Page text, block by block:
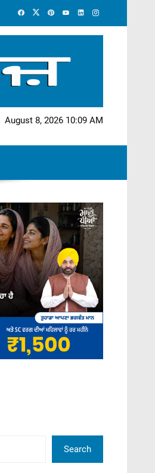
August 8, 2026 10:09 AM
Search